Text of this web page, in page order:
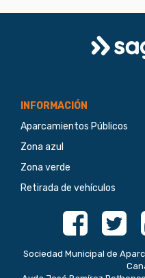
INFORMACIÓN
Aparcamientos Públicos
Zona azul
Zona verde
Retirada de vehículos
Facebook Twitter
Sociedad Municipal de